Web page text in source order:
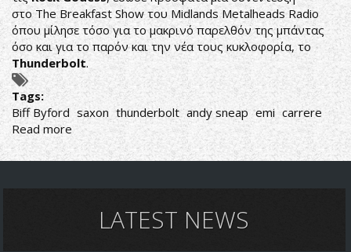
στο The Breakfast Show του Midlands Metalheads Radio
όπου μίλησε τόσο για το μακρινό παρελθόν της μπάντας
όσο και για το παρόν και την νέα τους κυκλοφορία, το
Thunderbolt.
Tags:
Biff Byford saxon thunderbolt andy sneap emi carrere
Read more about
BIFF
BYFORD:
ΔΡΟΜΟLATEST NEWS